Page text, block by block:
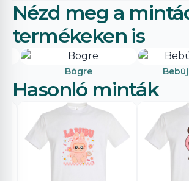
Nézd meg a
termékeken is
Bögre
Hasonló minták